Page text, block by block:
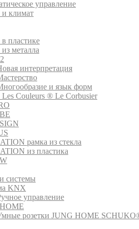
управление
и климат
пластике
металла
интерпретация
и язык форм
Les Couleurs ® Le Corbusier
рамка из стекла
из пластика
системы
KNX
управление
розетки JUNG HOME